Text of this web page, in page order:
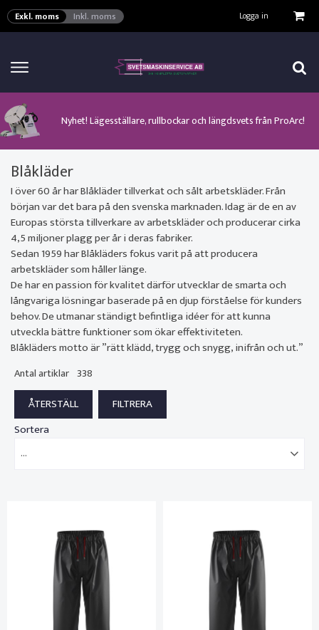
Exkl. moms Inkl. moms Logga in
Klicka här för att se alla våra nuvarande kampanjer!
Här kan man hitta ett urval av verktyg för automation från ProArc!
Nyhet! Lägesställare, rullbockar och längdsvets från ProArc!
Nyhet! Tig-svets från Esab, Rogue ET 230iP AC/DC!
Nyhet! Tig-svets Minarc T 223 AC/DC från Kemppi!
Nyhet! Nya PAPR-enheten från ESAB EPR-X1.1!
Nyhet! MinarcMig 190 Auto och MinarcMig 220 Auto från Kemppi!
Blåkläder
I över 60 år har Blåkläder tillverkat och sålt arbetskläder. Från
början var det bara på den svenska marknaden. Idag är de en av
Europas största tillverkare av arbetskläder och producerar cirka
4,5 miljoner plagg per år i deras fabriker.
Sedan 1959 har Blåkläders fokus varit på att producera
arbetskläder som håller länge.
De har en passion för kvalitet därför utvecklar de smarta och
långvariga lösningar baserade på en djup förståelse för kunders
behov. De utmanar ständigt befintliga idéer för att kunna
utveckla bättre funktioner som ökar effektiviteten.
Blåkläders motto är ”rätt klädd, trygg och snygg, inifrån och ut.”
Antal artiklar 338
Sortera
...
VISA VARUKORGEN TILL KASSAN